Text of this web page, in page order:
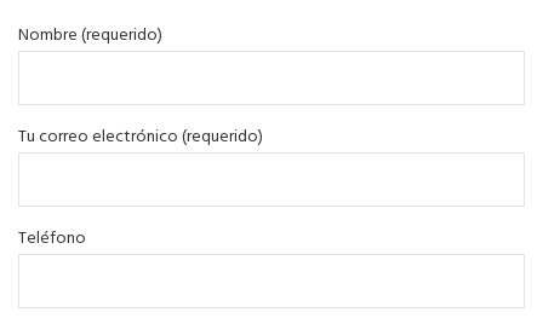
Nombre (requerido)
Tu correo electrónico (requerido)
Teléfono